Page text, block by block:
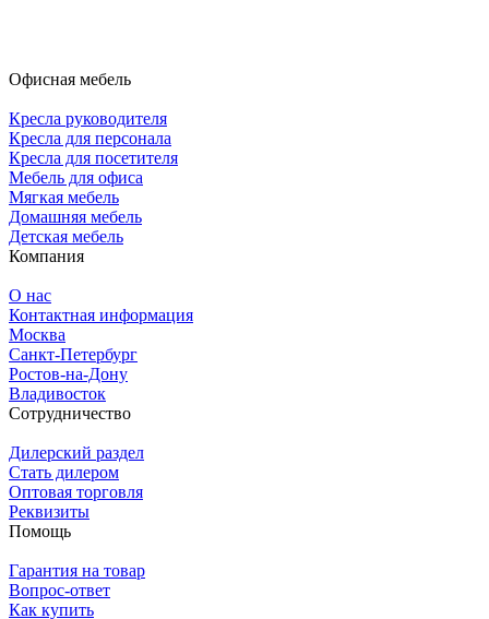
Офисная мебель
Кресла руководителя
Кресла для персонала
Кресла для посетителя
Мебель для офиса
Мягкая мебель
Домашняя мебель
Детская мебель
Компания
О нас
Контактная информация
Москва
Санкт-Петербург
Ростов-на-Дону
Владивосток
Сотрудничество
Дилерский раздел
Стать дилером
Оптовая торговля
Реквизиты
Помощь
Гарантия на товар
Вопрос-ответ
Как купить